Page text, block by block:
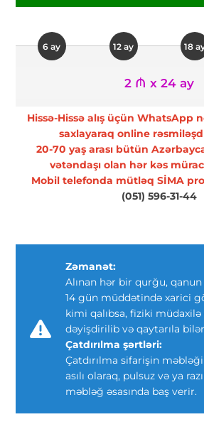
6 ay 12 ay 18
2 ₼ x 24 ay
Hissə-Hissə alış üçün WhatsApp
saxlayaraq online
20-70 yaş arası bütün
vətəndaşı olan hər kəs
Mobil telefonda mütləq SİMA
(051) 596-31-44
Zəmanət:
Alınan hər bir qurğu,
14 gün müddətində xarici
kimi qalıbsa, fiziki
dəyişdirilib və qaytarıla
Çatdırılma şərtləri:
Çatdırılma sifarişin
asılı olaraq, pulsuz və ya
məbləğ əsasında baş verir.